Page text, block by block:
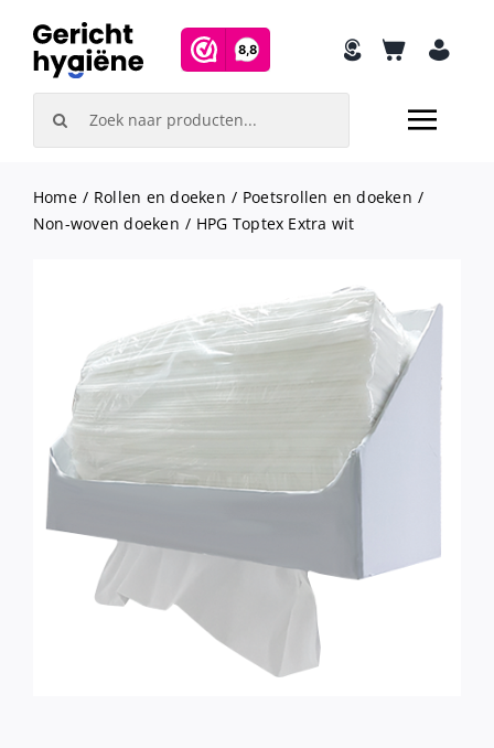
content
Home Rollen en doeken
Poetsrollen en doeken
Non-woven doeken
HPG Toptex Extra wit